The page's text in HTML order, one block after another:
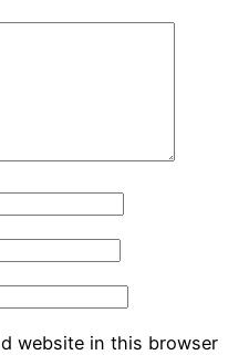
website in this browser